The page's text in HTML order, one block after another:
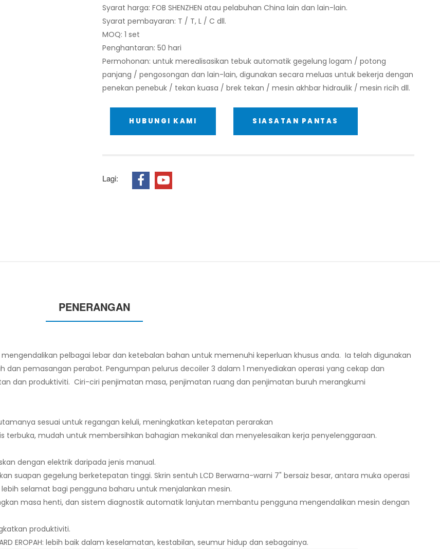
Syarat harga: FOB SHENZHEN atau pelabuhan China lain dan lain-lain.
Syarat pembayaran: T / T, L / C dll.
MOQ: 1 set
Penghantaran: 50 hari
Permohonan: untuk merealisasikan tebuk automatik gegelung logam / potong
panjang / pengosongan dan lain-lain, digunakan secara meluas untuk bekerja dengan
penekan penebuk / tekan kuasa / brek tekan / mesin akhbar hidraulik / mesin ricih dll.
HUBUNGI KAMI SIASATAN PANTAS
Lagi:
PENERANGAN
mengendalikan pelbagai lebar dan ketebalan bahan untuk memenuhi keperluan khusus anda. Ia telah digunakan
pemasangan perabot. Pengumpan pelurus decoiler 3 dalam 1 menyediakan operasi yang cekap dan
dan produktiviti. Ciri-ciri penjimatan masa, penjimatan ruang dan penjimatan buruh merangkumi
sesuai untuk regangan keluli, meningkatkan ketepatan perarakan
terbuka, mudah untuk membersihkan bahagian mekanikal dan menyelesaikan kerja penyelenggaraan.
dengan elektrik daripada jenis manual.
suapan gegelung berketepatan tinggi. Skrin sentuh LCD Berwarna-warni 7" bersaiz besar, antara muka operasi
selamat bagi pengguna baharu untuk menjalankan mesin.
masa henti, dan sistem diagnostik automatik lanjutan membantu pengguna mengendalikan mesin dengan
produktiviti.
EROPAH: lebih baik dalam keselamatan, kestabilan, seumur hidup dan sebagainya.